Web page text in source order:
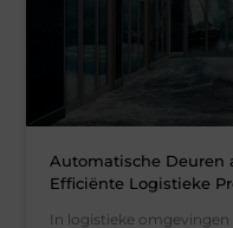
Automatische Deuren
Efficiënte Logistieke
In logistieke